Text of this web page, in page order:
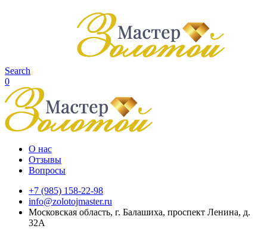
Search
0
О нас
Отзывы
Вопросы
+7 (985) 158-22-98
info@zolotojmaster.ru
Московская область, г. Балашиха, проспект Ленина, д.
32А